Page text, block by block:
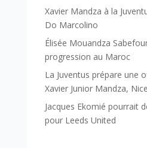
Xavier Mandza à la
Do Marcolino
Élisée Mouandza
progression au Maroc
La Juventus prépare une
Xavier Junior Mandza,
Jacques Ekomié pourrait
pour Leeds United